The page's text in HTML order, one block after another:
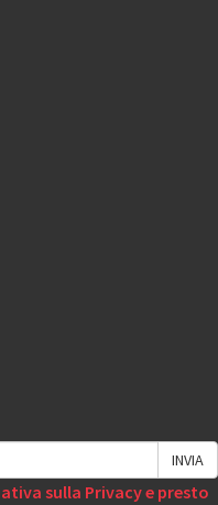
sulla Privacy e presto